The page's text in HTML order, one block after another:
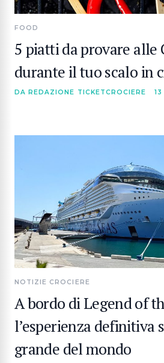
FOOD
5 piatti da provare alle
durante il tuo scalo in
DA REDAZIONE TICKETCROCIERE
NOTIZIE CROCIERE
A bordo di Legend of
l’esperienza definitiva
grande del mondo